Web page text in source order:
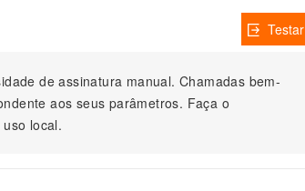
de assinatura manual. Chamadas bem-
aos seus parâmetros. Faça o
local.
Testar